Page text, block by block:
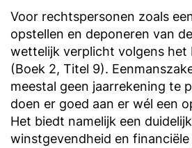
Voor rechtspersonen zoals
opstellen en deponeren van
wettelijk verplicht volgens het
(Boek 2, Titel 9).
meestal geen jaarrekening te
doen er goed aan er wél een
Het biedt namelijk een
winstgevendheid en